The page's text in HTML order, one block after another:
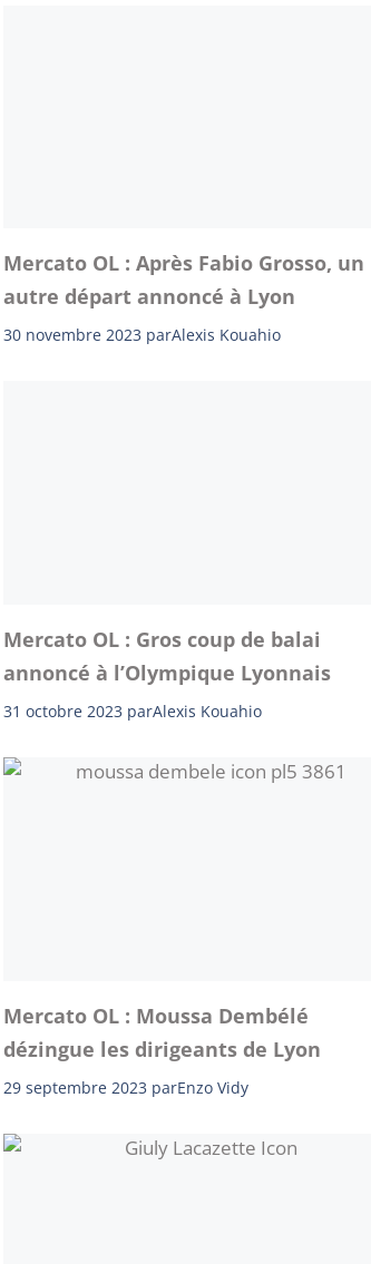
Mercato OL : Après Fabio Grosso, un
autre départ annoncé à Lyon
30 novembre 2023 parAlexis Kouahio
Mercato OL : Gros coup de balai
annoncé à l’Olympique Lyonnais
31 octobre 2023 parAlexis Kouahio
Mercato OL : Moussa Dembélé
dézingue les dirigeants de Lyon
29 septembre 2023 parEnzo Vidy